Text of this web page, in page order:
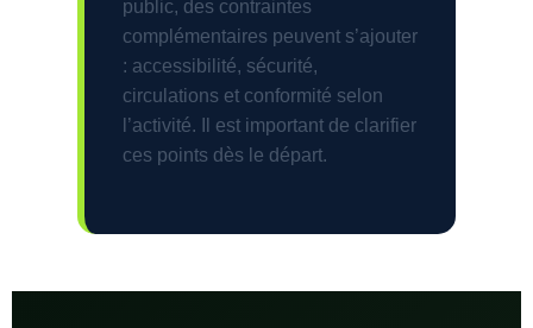
public, des contraintes
complémentaires peuvent s’ajouter
: accessibilité, sécurité,
circulations et conformité selon
l’activité. Il est important de clarifier
ces points dès le départ.